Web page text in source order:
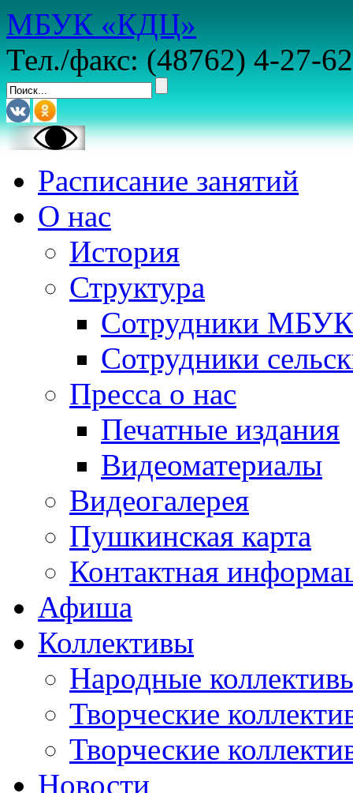
МБУК «КДЦ»
Тел./факс: (48762) 4-27-62
Расписание занятий
О нас
История
Структура
Сотрудники
Сотрудники
Пресса о нас
Печатные издания
Видеоматериалы
Видеогалерея
Пушкинская карта
Контактная
Афиша
Коллективы
Народные
Творческие
Творческие
Новости